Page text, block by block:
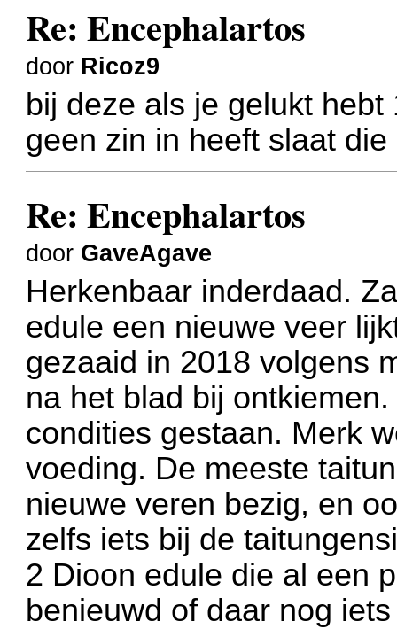
Re: Encephalartos
door Ricoz9
bij deze als je gelukt
geen zin in heeft slaat
Re: Encephalartos
door GaveAgave
Herkenbaar inderdaad.
edule een nieuwe veer
gezaaid in 2018 volgens
na het blad bij
condities gestaan. Merk
voeding. De meeste
nieuwe veren bezig, en
zelfs iets bij de
2 Dioon edule die al een
benieuwd of daar nog